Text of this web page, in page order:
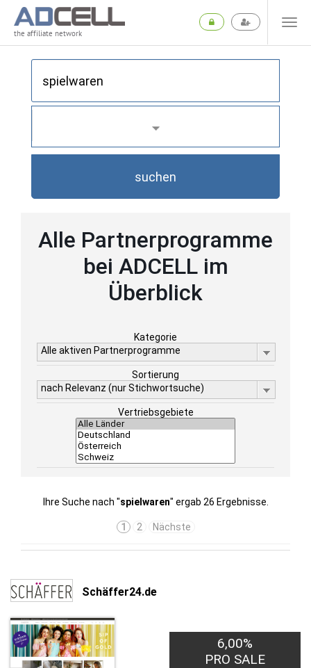
the affiliate network
suchen
Alle Partnerprogramme
bei ADCELL im
Überblick
Kategorie
Alle aktiven Partnerprogramme
Sortierung
nach Relevanz (nur Stichwortsuche)
Vertriebsgebiete
Ihre Suche nach "spielwaren" ergab 26 Ergebnisse.
1 2 Nächste
Schäffer24.de
6,00%
PRO SALE